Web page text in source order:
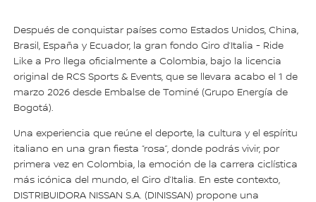
Después de conquistar países como Estados Unidos, China,
Brasil, España y Ecuador, la gran fondo Giro d’Italia - Ride
Like a Pro llega oficialmente a Colombia, bajo la licencia
original de RCS Sports & Events, que se llevara acabo el 1 de
marzo 2026 desde Embalse de Tominé (Grupo Energía de
Bogotá).
Una experiencia que reúne el deporte, la cultura y el espíritu
italiano en una gran fiesta “rosa”, donde podrás vivir, por
primera vez en Colombia, la emoción de la carrera ciclística
más icónica del mundo, el Giro d’Italia. En este contexto,
DISTRIBUIDORA NISSAN S.A. (DINISSAN) propone una